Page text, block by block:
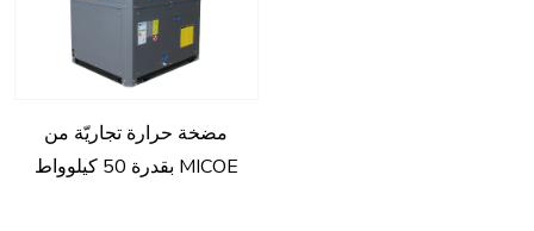
مضخة حرارة تجاريّة من
MICOE بقدرة 50 كيلوواط